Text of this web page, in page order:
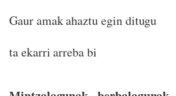
Gaur amak ahaztu egin ditugu
ta ekarri arreba bi